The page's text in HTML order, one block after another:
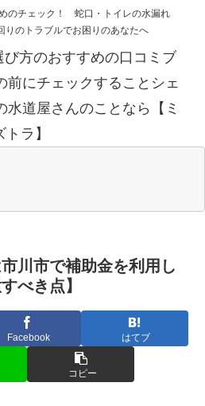
のチェック！ 蛇口・トイレの水漏れ
りのトラブルでお困りのあなたへ
方のおすすめの口コミブ
にチェックすることシェ
水道屋さんのことなら【ミ
トラ】
川市で補助金を利用し
べき点】
Facebook はてブ
コピー